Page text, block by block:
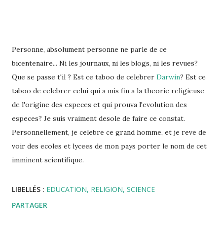
Personne, absolument personne ne parle de ce
bicentenaire... Ni les journaux, ni les blogs, ni les revues?
Que se passe t'il ? Est ce taboo de celebrer Darwin? Est ce
taboo de celebrer celui qui a mis fin a la theorie religieuse
de l'origine des especes et qui prouva l'evolution des
especes? Je suis vraiment desole de faire ce constat.
Personnellement, je celebre ce grand homme, et je reve de
voir des ecoles et lycees de mon pays porter le nom de cet
imminent scientifique.
LIBELLÉS : EDUCATION RELIGION SCIENCE
PARTAGER